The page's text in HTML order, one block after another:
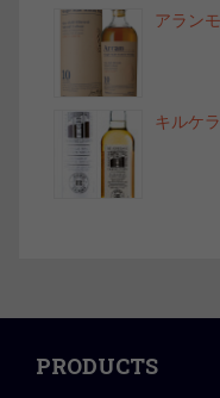
アラン
キルケ
PRODUCTS